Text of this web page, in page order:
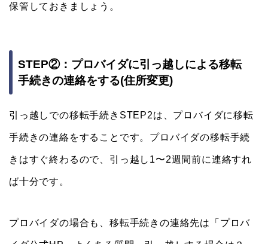
保管しておきましょう。
STEP②：プロバイダに引っ越しによる移転
手続きの連絡をする(住所変更)
引っ越しでの移転手続きSTEP2は、プロバイダに移転
手続きの連絡をすることです。プロバイダの移転手続
きはすぐ終わるので、引っ越し1〜2週間前に連絡すれ
ば十分です。
プロバイダの場合も、移転手続きの連絡先は「プロバ